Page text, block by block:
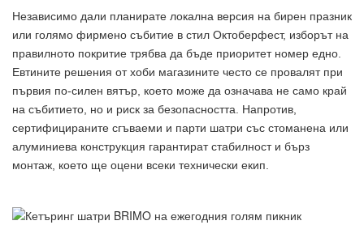
Независимо дали планирате локална версия на бирен празник
или голямо фирмено събитие в стил Октоберфест, изборът на
правилното покритие трябва да бъде приоритет номер едно.
Евтините решения от хоби магазините често се провалят при
първия по-силен вятър, което може да означава не само край
на събитието, но и риск за безопасността. Напротив,
сертифицираните сгъваеми и парти шатри със стоманена или
алуминиева конструкция гарантират стабилност и бърз
монтаж, което ще оцени всеки технически екип.